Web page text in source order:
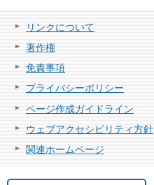
リンクについて
著作権
免責事項
プライバシーポリシー
ページ作成ガイドライン
ウェブアクセシビリティ方針
関連ホームページ